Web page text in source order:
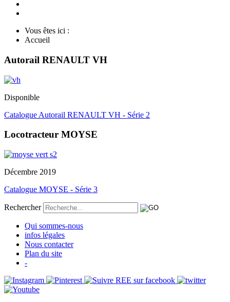
Vous êtes ici :
Accueil
Autorail RENAULT VH
Disponible
Catalogue Autorail RENAULT VH - Série 2
Locotracteur MOYSE
Décembre 2019
Catalogue MOYSE - Série 3
Rechercher
Qui sommes-nous
infos légales
Nous contacter
Plan du site
-